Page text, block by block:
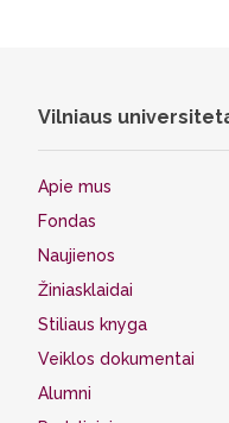
Vilniaus
Apie mus
Fondas
Naujienos
Žiniasklaidai
Stiliaus knyga
Veiklos dokumentai
Alumni